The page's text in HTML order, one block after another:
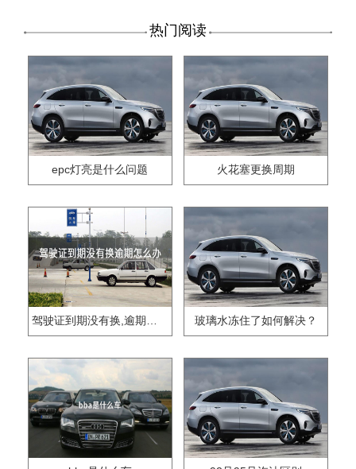
热门阅读
epc灯亮是什么问题 火花塞更换周期
驾驶证到期没有换,逾期怎么办?? 玻璃水冻住了如何解决？